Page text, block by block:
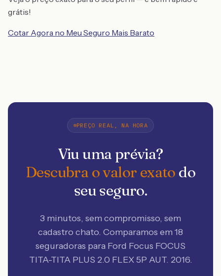
grátis!
Cotar Agora no Meu Seguro Mais Barato
PREÇO REAL, NA HORA
Viu uma prévia?
Descubra o valor exato do
seu seguro.
3 minutos, sem compromisso, sem
cadastro chato. Comparamos em 18
seguradoras para Ford Focus FOCUS
TITA-TITA PLUS 2.0 FLEX 5P AUT. 2016.